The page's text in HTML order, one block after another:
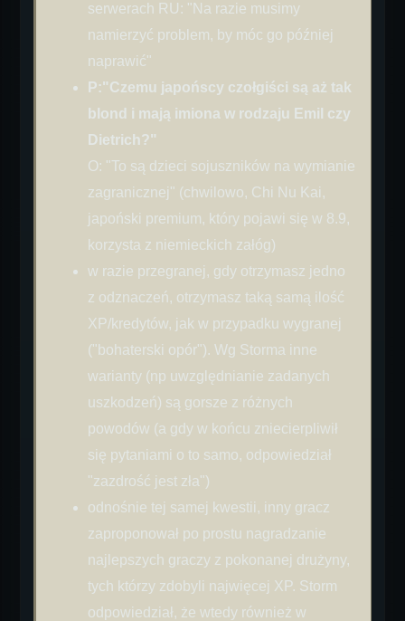
serwerach RU: "Na razie musimy
namierzyć problem, by móc go później
naprawić"
P:"Czemu japońscy czołgiści są aż tak
blond i mają imiona w rodzaju Emil czy
Dietrich?"
O: "To są dzieci sojuszników na wymianie
zagranicznej" (chwilowo, Chi Nu Kai,
japoński premium, który pojawi się w 8.9,
korzysta z niemieckich załóg)
w razie przegranej, gdy otrzymasz jedno
z odznaczeń, otrzymasz taką samą ilość
XP/kredytów, jak w przypadku wygranej
("bohaterski opór"). Wg Storma inne
warianty (np uwzględnianie zadanych
uszkodzeń) są gorsze z różnych
powodów (a gdy w końcu zniecierpliwił
się pytaniami o to samo, odpowiedział
"zazdrość jest zła")
odnośnie tej samej kwestii, inny gracz
zaproponował po prostu nagradzanie
najlepszych graczy z pokonanej drużyny,
tych którzy zdobyli najwięcej XP. Storm
odpowiedział, że wtedy również w